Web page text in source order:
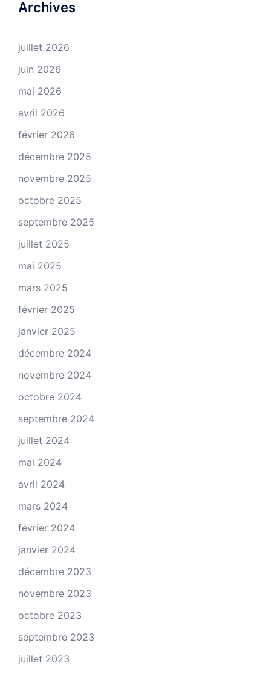
Archives
juillet 2026
juin 2026
mai 2026
avril 2026
février 2026
décembre 2025
novembre 2025
octobre 2025
septembre 2025
juillet 2025
mai 2025
mars 2025
février 2025
janvier 2025
décembre 2024
novembre 2024
octobre 2024
septembre 2024
juillet 2024
mai 2024
avril 2024
mars 2024
février 2024
janvier 2024
décembre 2023
novembre 2023
octobre 2023
septembre 2023
juillet 2023